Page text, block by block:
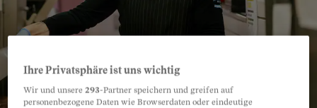
Ihre Privatsphäre ist uns wichtig
Wir und unsere293-Partner speichern und greifen auf
personenbezogene Daten wie Browserdaten oder eindeutige